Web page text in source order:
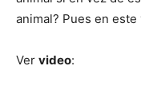
animal? Pues en
Ver video: